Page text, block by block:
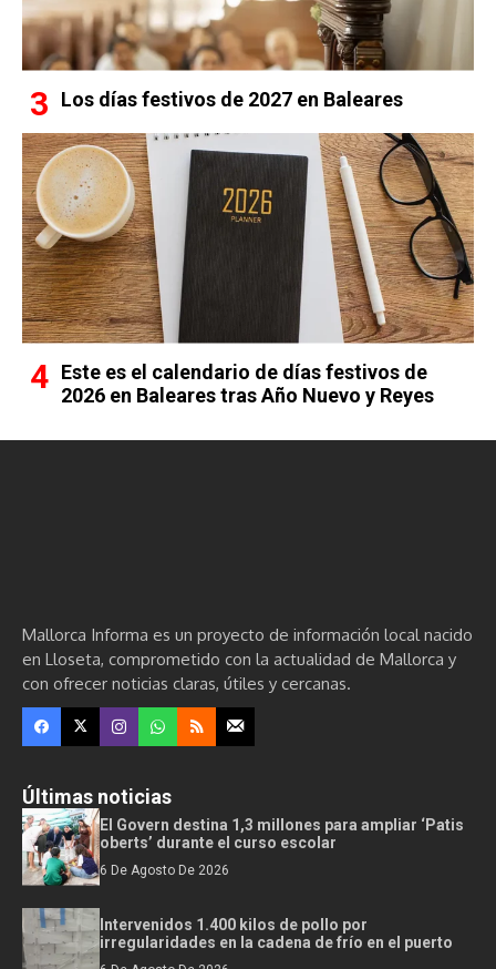
Los días festivos de 2027 en Baleares
Este es el calendario de días festivos de
2026 en Baleares tras Año Nuevo y Reyes
Mallorca Informa es un proyecto de información local nacido
en Lloseta, comprometido con la actualidad de Mallorca y
con ofrecer noticias claras, útiles y cercanas.
Últimas noticias
El Govern destina 1,3 millones para ampliar ‘Patis
oberts’ durante el curso escolar
6 De Agosto De 2026
Intervenidos 1.400 kilos de pollo por
irregularidades en la cadena de frío en el puerto